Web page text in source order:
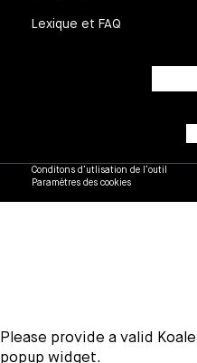
Lexique et FAQ
Conditons d’utlisation de l’outil
Paramètres des cookies
Please provide a valid
popup widget.